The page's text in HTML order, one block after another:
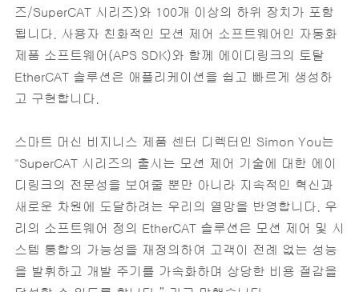
즈/SuperCAT 시리즈)와 100개 이상의 하위 장치가 포함
됩니다. 사용자 친화적인 모션 제어 소프트웨어인 자동화
제품 소프트웨어(APS SDK)와 함께 에이디링크의 토탈
EtherCAT 솔루션은 애플리케이션을 쉽고 빠르게 생성하
고 구현합니다.
스마트 머신 비지니스 제품 센터 디렉터인 Simon You는
"SuperCAT 시리즈의 출시는 모션 제어 기술에 대한 에이
디링크의 전문성을 보여줄 뿐만 아니라 지속적인 혁신과
새로운 차원에 도달하려는 우리의 열망을 반영합니다. 우
리의 소프트웨어 정의 EtherCAT 솔루션은 모션 제어 및 시
스템 통합의 가능성을 재정의하여 고객이 전례 없는 성능
을 발휘하고 개발 주기를 가속화하며 상당한 비용 절감을